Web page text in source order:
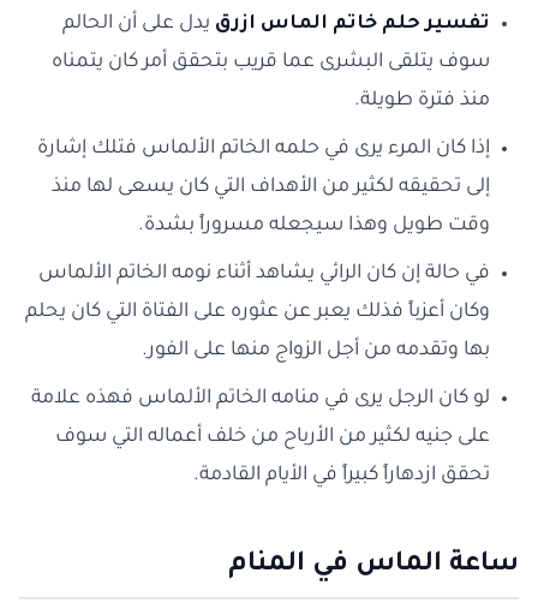
تفسير حلم خاتم الماس ازرق يدل على أن الحالم
سوف يتلقى البشرى عما قريب بتحقق أمر كان يتمناه
منذ فترة طويلة.
إذا كان المرء يرى في حلمه الخاتم الألماس فتلك إشارة
إلى تحقيقه لكثير من الأهداف التي كان يسعى لها منذ
وقت طويل وهذا سيجعله مسروراً بشدة.
في حالة إن كان الرائي يشاهد أثناء نومه الخاتم الألماس
وكان أعزباً فذلك يعبر عن عثوره على الفتاة التي كان يحلم
بها وتقدمه من أجل الزواج منها على الفور.
لو كان الرجل يرى في منامه الخاتم الألماس فهذه علامة
على جنيه لكثير من الأرباح من خلف أعماله التي سوف
تحقق ازدهاراً كبيراً في الأيام القادمة.
ساعة الماس في المنام